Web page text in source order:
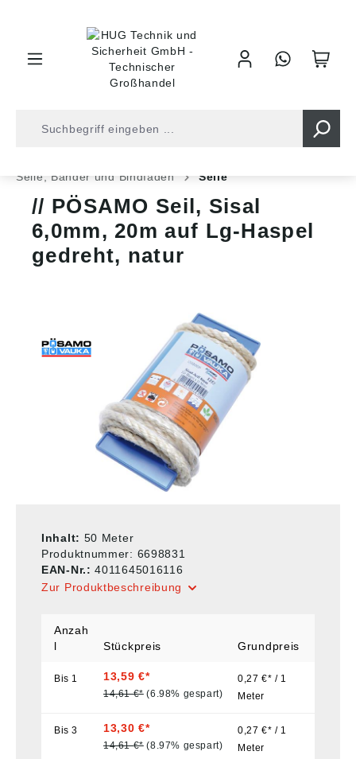
Seile, Bänder und Bindfäden
Seile
PÖSAMO Seil, Sisal
6,0mm, 20m auf Lg-Haspel
gedreht, natur
Inhalt: 50 Meter
Produktnummer: 6698831
EAN-Nr.:4011645016116
Zur Produktbeschreibung
Anzah
l
Stückpreis Grundpreis
Bis 1 13,59 €*
14,61 €* (6.98% gespart)
0,27 €* / 1
Meter
Bis3 13,30 €*
14,61 €* (8.97% gespart)
0,27 €* / 1
Meter